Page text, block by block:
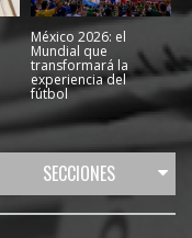
México 2026: el
Mundial que
transformará la
experiencia del
fútbol
SECCIONES